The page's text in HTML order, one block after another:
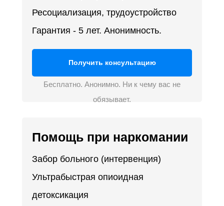
Ресоциализация, трудоустройство
Гарантия - 5 лет. Анонимность.
Получить консультацию
Бесплатно. Анонимно. Ни к чему вас не
обязывает.
Помощь при наркомании
Забор больного (интервенция)
Ультрабыстрая опиоидная
детоксикация